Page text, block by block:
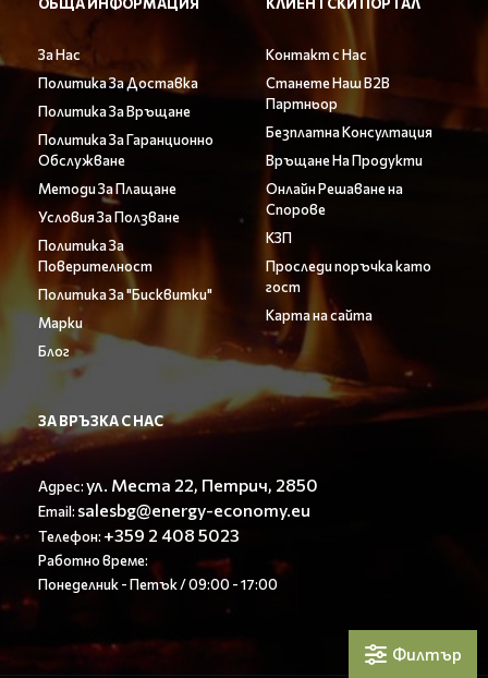
Филтър
За Нас
Политика За Доставка
Политика За Връщане
Политика За Гаранционно
Обслужване
Методи За Плащане
Условия За Ползване
Политика За
Поверителност
Политика За "Бисквитки"
Марки
Блог
Контакт с Нас
Станете Наш B2B
Партньор
Безплатна Консултация
Връщане На Продукти
Онлайн Решаване на
Спорове
КЗП
Проследи поръчка като
гост
Карта на сайта
ЗА ВРЪЗКА С НАС
Адрес:ул. Места 22, Петрич, 2850
Email: salesbg@energy-economy.eu
Телефон: +359 2 408 5023
Работно време:
Понеделник - Петък / 09:00 - 17:00